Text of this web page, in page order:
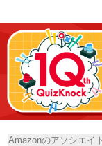
Amazonのアソシエイ